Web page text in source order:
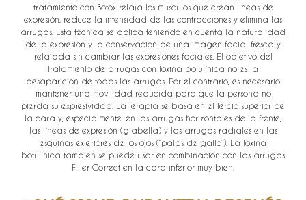
tratamiento con Botox relaja los músculos que crean líneas de
expresión, reduce la intensidad de las contracciones y elimina las
arrugas. Esta técnica se aplica teniendo en cuenta la naturalidad
de la expresión y la conservación de una imagen facial fresca y
relajada sin cambiar las expresiones faciales. El objetivo del
tratamiento de arrugas con toxina botulínica no es la
desaparición de todas las arrugas. Por el contrario, es necesario
mantener una movilidad reducida para que la persona no
pierda su expresividad. La terapia se basa en el tercio superior de
la cara y, especialmente, en las arrugas horizontales de la frente,
las líneas de expresión (glabella) y las arrugas radiales en las
esquinas exteriores de los ojos (“patas de gallo”). La toxina
botulínica también se puede usar en combinación con las arrugas
Filler Correct en la cara inferior muy bien.